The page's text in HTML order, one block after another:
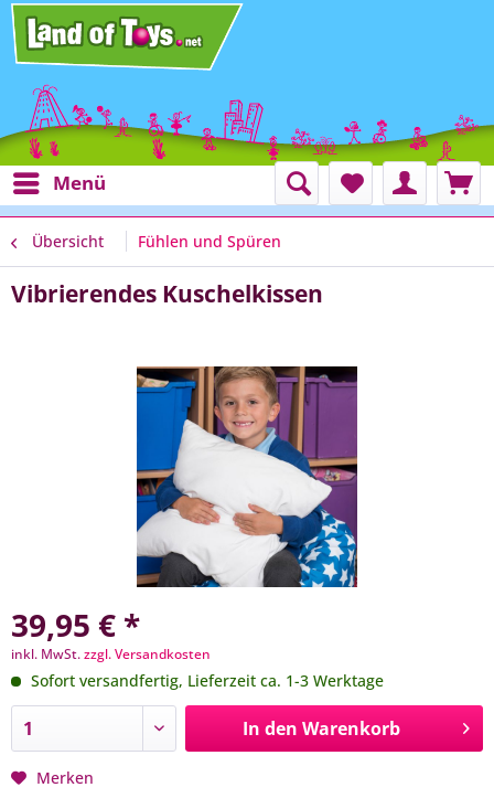
Menü
Übersicht Fühlen und Spüren
Vibrierendes Kuschelkissen
39,95 € *
inkl. MwSt.zzgl. Versandkosten
Sofort versandfertig, Lieferzeit ca. 1-3 Werktage
In den Warenkorb
Merken